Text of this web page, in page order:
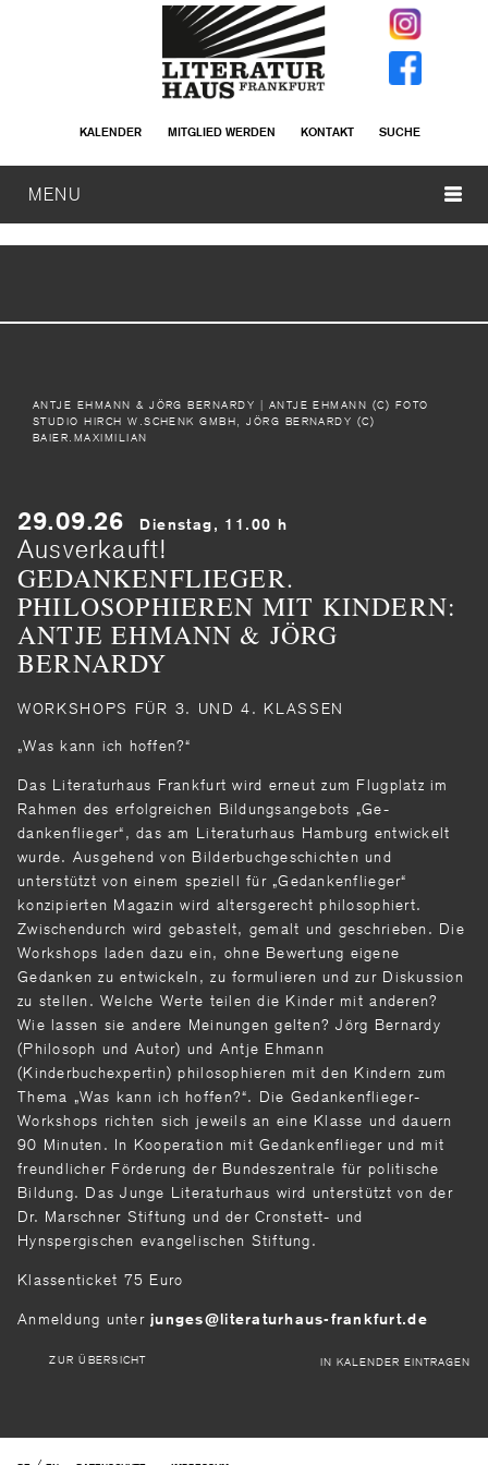
KALENDER MITGLIED WERDEN KONTAKT SUCHE
MENU
ANTJE EHMANN & JÖRG BERNARDY | ANTJE EHMANN (C) FOTO
STUDIO HIRCH W.SCHENK GMBH, JÖRG BERNARDY (C)
BAIER.MAXIMILIAN
29.09.26 Dienstag, 11.00 h
Ausverkauft!
GEDANKENFLIEGER.
PHILOSOPHIEREN MIT KINDERN:
ANTJE EHMANN & JÖRG
BERNARDY
WORKSHOPS FÜR 3. UND 4. KLASSEN
„Was kann ich hoffen?“
Das Literaturhaus Frankfurt wird er­neut zum Flugplatz im
Rahmen des erfolgreichen Bildungsangebots „Ge­
dankenflieger“, das am Literaturhaus Hamburg entwickelt
wurde. Ausgehend von Bil­derbuchgeschichten und
unterstützt von einem speziell für „Gedankenflieger“
konzipierten Maga­zin wird altersgerecht philosophiert.
Zwischen­durch wird gebastelt, gemalt und geschrieben. Die
Workshops laden dazu ein, ohne Bewertung eigene
Gedanken zu entwickeln, zu formulieren und zur Diskussion
zu stellen. Welche Werte tei­len die Kinder mit anderen?
Wie lassen sie an­dere Meinungen gelten? Jörg Bernardy
(Philo­soph und Autor) und Antje Ehmann
(Kinderbuchexpertin) philosophieren mit den Kindern zum
Thema „Was kann ich hoffen?“. Die Gedan­kenflieger-
Workshops richten sich jeweils an eine Klasse und dauern
90 Minuten. In Kooperation mit Gedankenflieger und mit
freundlicher Förde­rung der Bundeszentrale für politische
Bildung. Das Junge Literaturhaus wird unterstützt von der
Dr. Marschner Stiftung und der Cronstett- und
Hynspergischen evangelischen Stiftung.
Klassenticket 75 Euro
Anmeldung unterjunges@literaturhaus-frankfurt.de
ZUR ÜBERSICHT IN KALENDER EINTRAGEN